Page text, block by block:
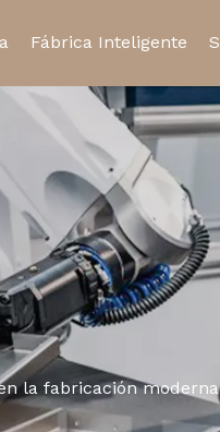
Relé
Micro
Fábrica Inteligente
la fabricación